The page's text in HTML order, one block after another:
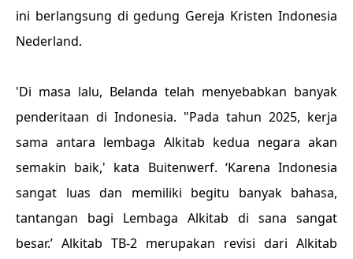
ini berlangsung di gedung Gereja Kristen Indonesia
Nederland.
'Di masa lalu, Belanda telah menyebabkan banyak
penderitaan di Indonesia. "Pada tahun 2025, kerja
sama antara lembaga Alkitab kedua negara akan
semakin baik,' kata Buitenwerf. ‘Karena Indonesia
sangat luas dan memiliki begitu banyak bahasa,
tantangan bagi Lembaga Alkitab di sana sangat
besar.’ Alkitab TB-2 merupakan revisi dari Alkitab